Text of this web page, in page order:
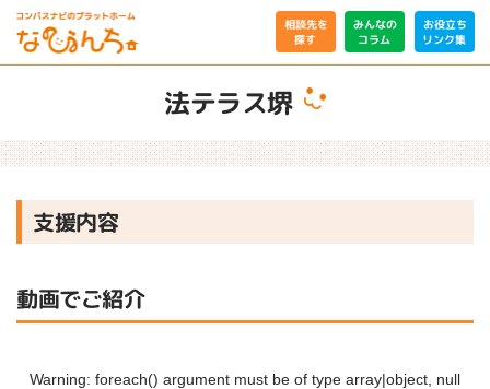
相談先を
探す
みんなの
コラム
お役立ち
リンク集
法テラス堺
支援内容
動画でご紹介
Warning: foreach() argument must be of type array|object, null